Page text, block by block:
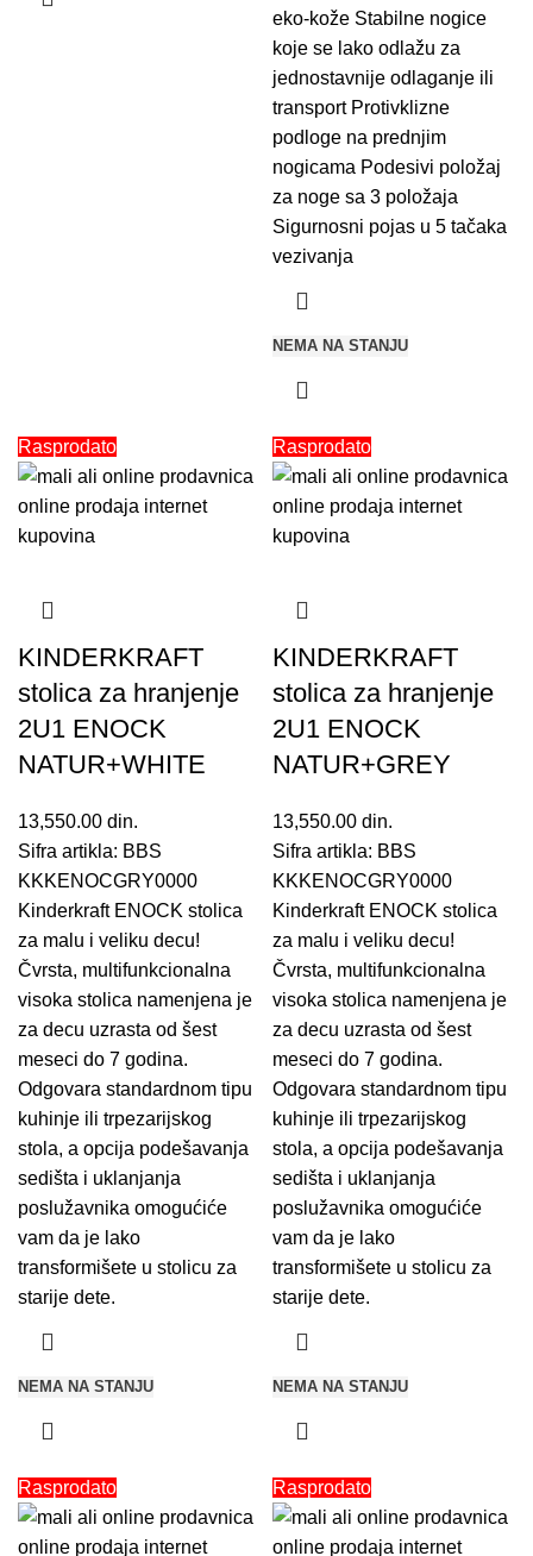
eko-kože Stabilne nogice
koje se lako odlažu za
jednostavnije odlaganje ili
transport Protivklizne
podloge na prednjim
nogicama Podesivi položaj
za noge sa 3 položaja
Sigurnosni pojas u 5 tačaka
vezivanja
NEMA NA STANJU
Rasprodato
KINDERKRAFT
stolica za hranjenje
2U1 ENOCK
NATUR+WHITE
13,550.00 din.
Sifra artikla: BBS
KKKENOCGRY0000
Kinderkraft ENOCK stolica
za malu i veliku decu!
Čvrsta, multifunkcionalna
visoka stolica namenjena je
za decu uzrasta od šest
meseci do 7 godina.
Odgovara standardnom tipu
kuhinje ili trpezarijskog
stola, a opcija podešavanja
sedišta i uklanjanja
poslužavnika omogućiće
vam da je lako
transformišete u stolicu za
starije dete.
NEMA NA STANJU
Rasprodato
KINDERKRAFT
stolica za hranjenje
2U1 ENOCK
NATUR+GREY
13,550.00 din.
Sifra artikla: BBS
KKKENOCGRY0000
Kinderkraft ENOCK stolica
za malu i veliku decu!
Čvrsta, multifunkcionalna
visoka stolica namenjena je
za decu uzrasta od šest
meseci do 7 godina.
Odgovara standardnom tipu
kuhinje ili trpezarijskog
stola, a opcija podešavanja
sedišta i uklanjanja
poslužavnika omogućiće
vam da je lako
transformišete u stolicu za
starije dete.
NEMA NA STANJU
Rasprodato Rasprodato